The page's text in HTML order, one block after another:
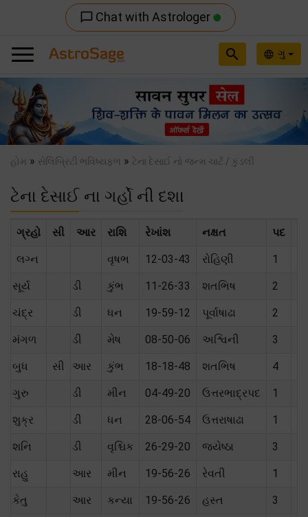
chat_bubble_outline Chat with Astrologer
language ગુ
search
Previous
હોમ » સેલિબ્રિટી ભવિષ્યફળ » ટેના દેસાઈ નો જન્મ ચાર્ટ / કુંડલી
ટેના દેસાઈ ના ગર્હો ની દશા
ગ્રહો સી આર રાશિ રેખાંશ નક્ષત પદ
લગ્ન વૃષભ 12-03-43 રોહિણી 1
સૂર્ય ડી કુંભ 11-26-33 શતભિષ 2
ચંદ્ર ડી ધન 19-59-12 પૂર્વાષાઢા 2
મંગળ ડી મેષ 08-50-06 અશ્વિની 3
બુધ સી આર કુંભ 18-18-48 શતભિષ 4
ગુરુ ડી મીન 04-49-20 ઉત્તરભાદ્રપદ 1
શુક્ર ડી ધન 28-06-54 ઉત્તરાષાઢા 1
શનિ ડી વૃશ્ચિક 26-29-20 જ્યેષ્ઠા 3
રાહુ આર મીન 19-56-26 રેવતી 1
કેતુ આર કન્યા 19-56-26 હસ્ત 3